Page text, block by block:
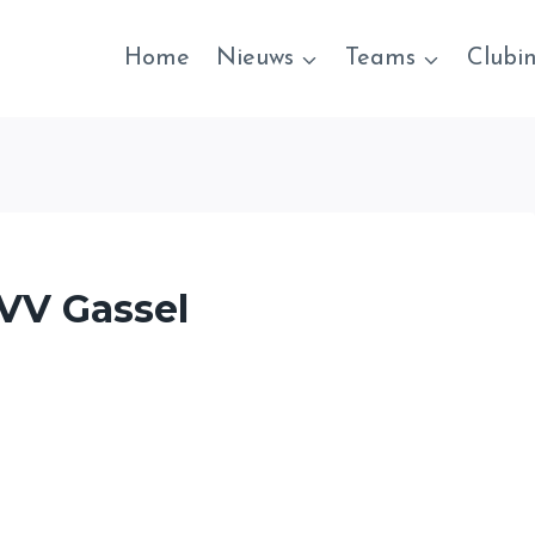
Home Nieuws Teams
Gassel